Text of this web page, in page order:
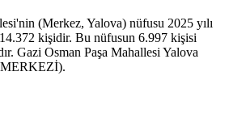
(Merkez, Yalova) nüfusu 2025 yılı
kişidir. Bu nüfusun 6.997 kişisi
Gazi Osman Paşa Mahallesi Yalova
MERKEZİ).